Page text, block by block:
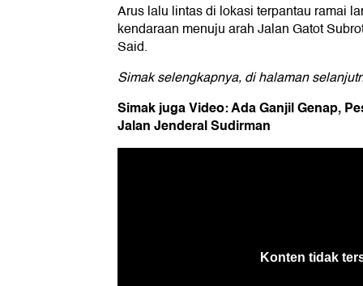
Arus lalu lintas di lokasi terpantau ramai
kendaraan menuju arah Jalan Gatot
Said.
Simak selengkapnya, di halaman
Simak juga Video: Ada Ganjil Genap,
Jalan Jenderal Sudirman